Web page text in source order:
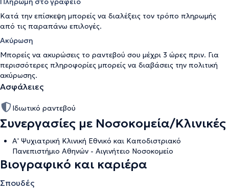
Κατά την επίσκεψη μπορείς να διαλέξεις τον τρόπο πληρωμής
από τις παραπάνω επιλογές.
Ακύρωση
Μπορείς να ακυρώσεις το ραντεβού σου μέχρι 3 ώρες πριν. Για
περισσότερες πληροφορίες μπορείς να διαβάσεις την πολιτική
ακύρωσης.
Ασφάλειες
Ιδιωτικό ραντεβού
Συνεργασίες με Νοσοκομεία/Κλινικές
Α' Ψυχιατρική Κλινική Εθνικό και Καποδιστριακό
Πανεπιστήμιο Αθηνών - Αιγινήτειο Νοσοκομείο
Βιογραφικό και καριέρα
Σπουδές